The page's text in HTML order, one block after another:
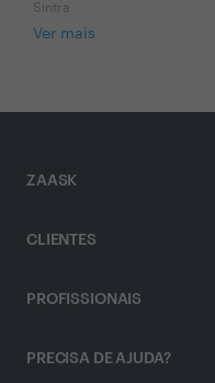
Sintra
Ver mais
ZAASK
CLIENTES
PROFISSIONAIS
PRECISA DE AJUDA?